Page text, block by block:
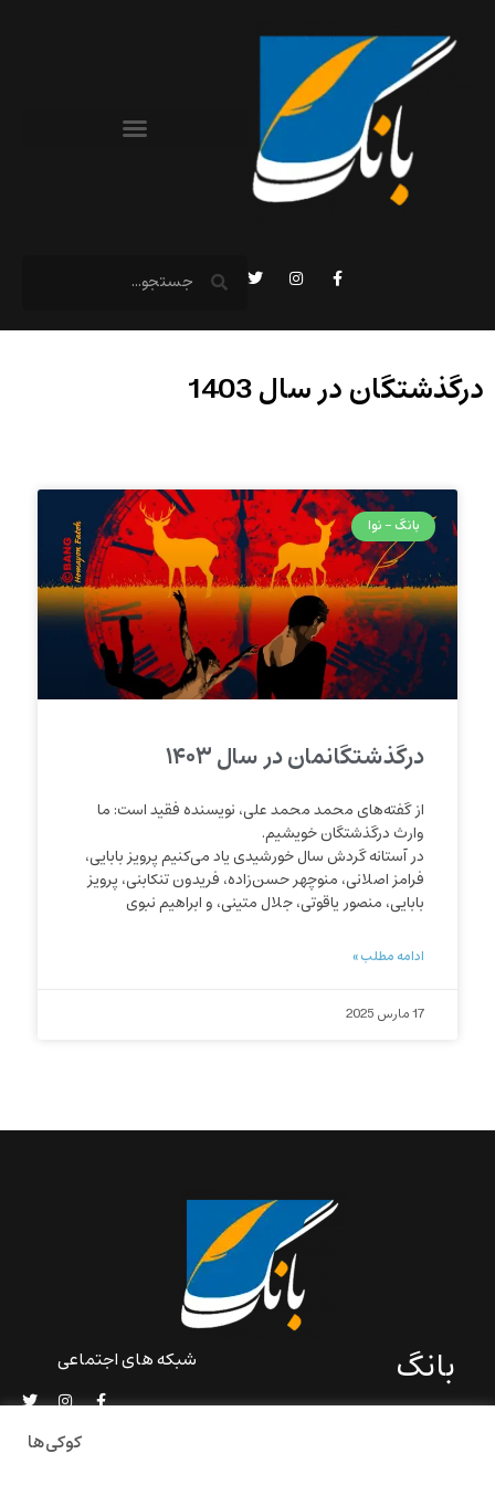
درگذشتگان در سال 1403
بانگ - نوا
درگذشتگانمان در سال ۱۴۰۳
از گفته‌‌های محمد محمد علی، نویسنده فقید است: ما
وارث درگذشتگان خویشیم.
در آستانه گردش سال خورشیدی یاد می‌کنیم پرویز بابایی،
فرامز اصلانی، منوچهر حسن‌زاده، فریدون تنکابنی، پرویز
بابایی، منصور یاقوتی، جلال متینی، و ابراهیم نبوی
ادامه مطلب »
17 مارس 2025
بانگ شبکه های اجتماعی
کوکی‌ها